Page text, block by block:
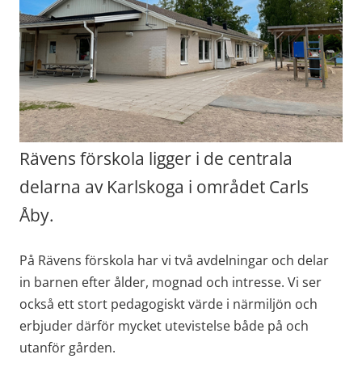
Rävens förskola ligger i de centrala
delarna av Karlskoga i området Carls
Åby.
På Rävens förskola har vi två avdelningar och delar
in barnen efter ålder, mognad och intresse. Vi ser
också ett stort pedagogiskt värde i närmiljön och
erbjuder därför mycket utevistelse både på och
utanför gården.